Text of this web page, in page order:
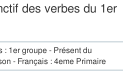
des verbes du 1er
: 1er groupe - Présent du
- Français : 4eme Primaire